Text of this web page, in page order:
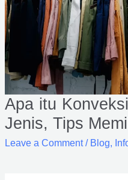
Apa itu
Jenis, Tips
Leave a Comment / Blog,